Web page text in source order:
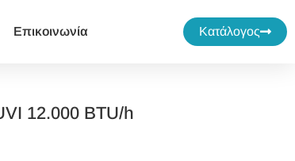
Επικοινωνία Κατάλογος
12.000 BTU/h